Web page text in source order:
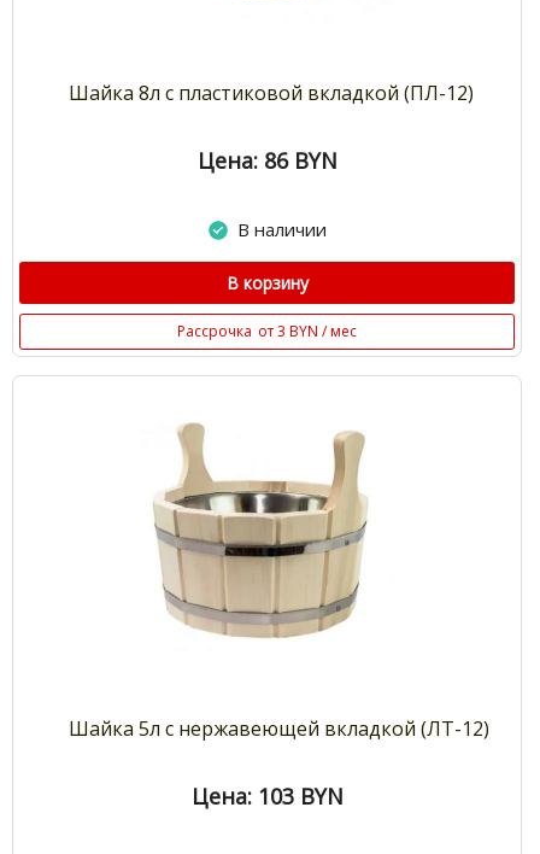
Шайка 8л с пластиковой вкладкой (ПЛ-12)
Цена: 86 BYN
В наличии
В корзину
Рассрочка от 3 BYN / мес
Шайка 5л с нержавеющей вкладкой (ЛТ-12)
Цена: 103 BYN